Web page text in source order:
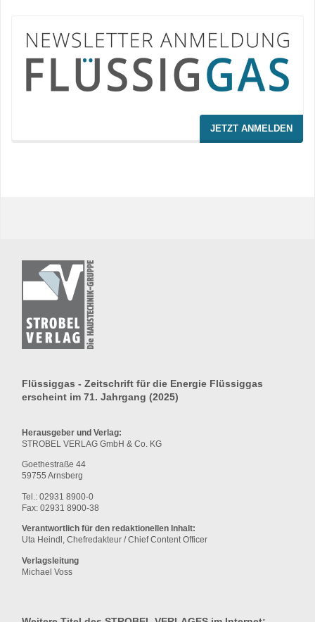
JETZT ANMELDEN
Flüssiggas - Zeitschrift für die Energie Flüssiggas
erscheint im 71. Jahrgang (2025)
Herausgeber und Verlag:
STROBEL VERLAG GmbH & Co. KG
Goethestraße 44
59755 Arnsberg
Tel.: 02931 8900-0
Fax: 02931 8900-38
Verantwortlich für den redaktionellen Inhalt:
Uta Heindl, Chefredakteur / Chief Content Officer
Verlagsleitung
Michael Voss